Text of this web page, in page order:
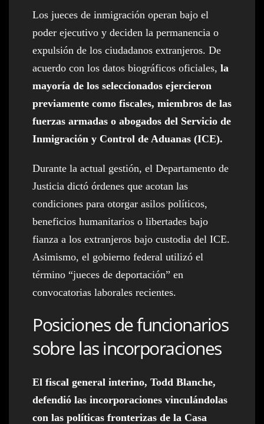
Los jueces de inmigración operan bajo el
poder ejecutivo y deciden la permanencia o
expulsión de los ciudadanos extranjeros. De
acuerdo con los datos biográficos oficiales, la
mayoría de los seleccionados ejercieron
previamente como fiscales, miembros de las
fuerzas armadas o abogados del Servicio de
Inmigración y Control de Aduanas (ICE).
Durante la actual gestión, el Departamento de
Justicia dictó órdenes que acotan las
condiciones para otorgar asilos políticos,
beneficios humanitarios o libertades bajo
fianza a los extranjeros bajo custodia del ICE.
Asimismo, el gobierno federal utilizó el
término “jueces de deportación” en
convocatorias laborales recientes.
Posiciones de funcionarios
sobre las incorporaciones
El fiscal general interino, Todd Blanche,
defendió las incorporaciones vinculándolas
con las políticas fronterizas de la Casa